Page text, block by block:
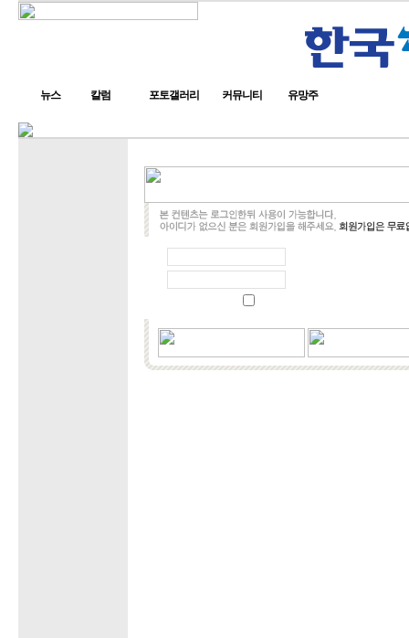
뉴스 칼럼 포토갤러리 커뮤니티 유망주